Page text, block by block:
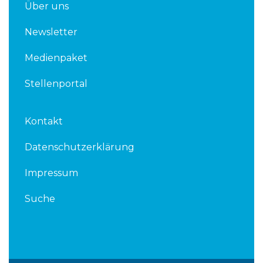
Über uns
Newsletter
Medienpaket
Stellenportal
Kontakt
Datenschutzerklärung
Impressum
Suche